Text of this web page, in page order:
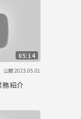
05:14
公開2023.05.01
務紹介